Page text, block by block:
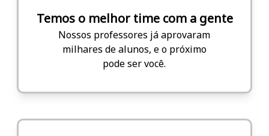
Temos o melhor time com a gente
Nossos professores já aprovaram
milhares de alunos, e o próximo
pode ser você.